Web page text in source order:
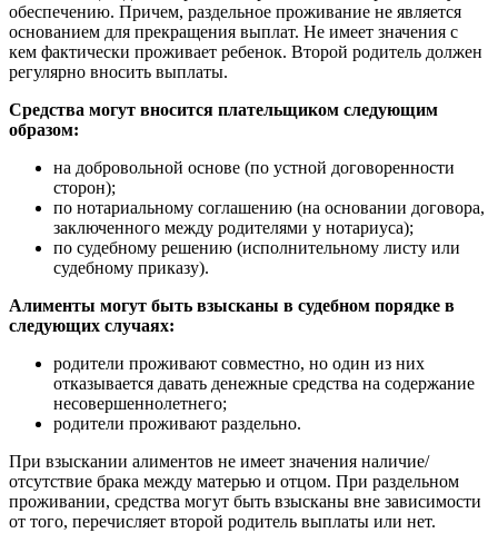
обеспечению. Причем, раздельное проживание не является
основанием для прекращения выплат. Не имеет значения с
кем фактически проживает ребенок. Второй родитель должен
регулярно вносить выплаты.
Средства могут вносится плательщиком следующим
образом:
на добровольной основе (по устной договоренности
сторон);
по нотариальному соглашению (на основании договора,
заключенного между родителями у нотариуса);
по судебному решению (исполнительному листу или
судебному приказу).
Алименты могут быть взысканы в судебном порядке в
следующих случаях:
родители проживают совместно, но один из них
отказывается давать денежные средства на содержание
несовершеннолетнего;
родители проживают раздельно.
При взыскании алиментов не имеет значения наличие/
отсутствие брака между матерью и отцом. При раздельном
проживании, средства могут быть взысканы вне зависимости
от того, перечисляет второй родитель выплаты или нет.